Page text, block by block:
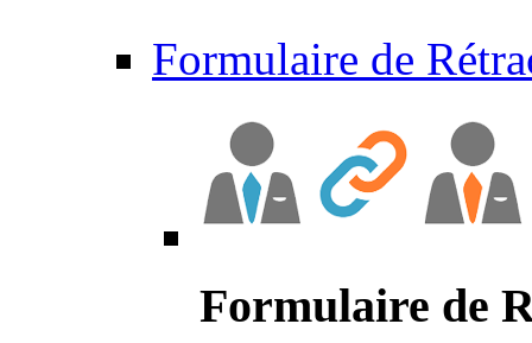
Formulaire de
Formulaire de